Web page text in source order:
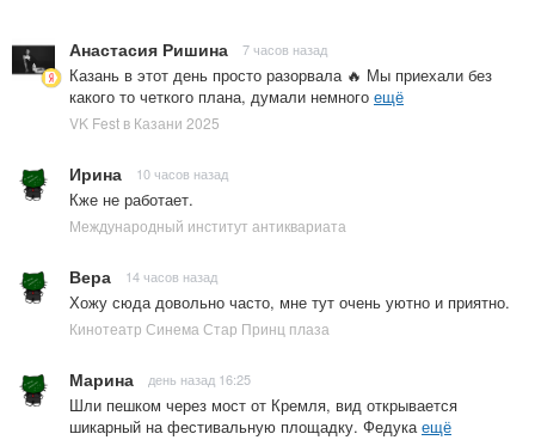
Анастасия Ришина 7 часов назад
Казань в этот день просто разорвала 🔥 Мы приехали без
какого то четкого плана, думали немного ещё
VK Fest в Казани 2025
Ирина 10 часов назад
Кже не работает.
Международный институт антиквариата
Вера 14 часов назад
Хожу сюда довольно часто, мне тут очень уютно и приятно.
Кинотеатр Синема Стар Принц плаза
Марина день назад 16:25
Шли пешком через мост от Кремля, вид открывается
шикарный на фестивальную площадку. Федука ещё